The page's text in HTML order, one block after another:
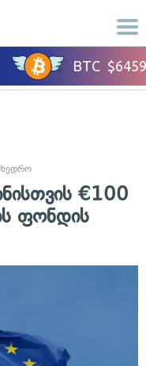
€100
ფონდის